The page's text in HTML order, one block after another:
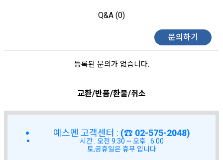
Q&A (0)
문의하기
등록된 문의가 없습니다.
교환/반품/환불/취소
예스펜 고객센터 : (☎ 02-575-2048)
시간 : 오전 9:30 ~ 오후 : 6:00
토,공휴일은 휴무 입니다